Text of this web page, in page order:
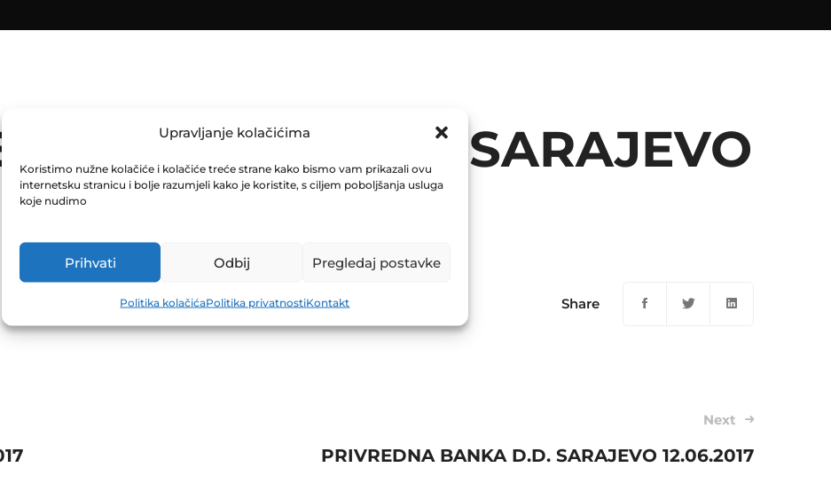
Upravljanje kolačićima
Koristimo nužne kolačiće i kolačiće treće strane kako bismo vam prikazali ovu
internetsku stranicu i bolje razumjeli kako je koristite, s ciljem poboljšanja usluga
koje nudimo
Prihvati Odbij Pregledaj postavke
Politika kolačićaPolitika privatnostiKontakt
D.D. SARAJEVO
Share
Next
PRIVREDNA BANKA D.D. SARAJEVO 12.06.2017